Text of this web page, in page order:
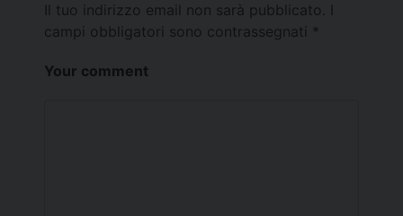
Il tuo indirizzo email non sarà pubblicato.
campi obbligatori sono contrassegnati *
Your comment